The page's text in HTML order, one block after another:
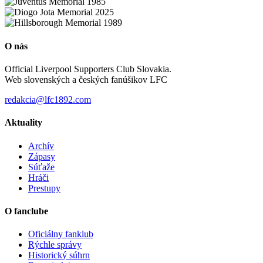
O nás
Official Liverpool Supporters Club Slovakia.
Web slovenských a českých fanúšikov LFC
redakcia@lfc1892.com
Aktuality
Archív
Zápasy
Súťaže
Hráči
Prestupy
O fanclube
Oficiálny fanklub
Rýchle správy
Historický súhrn